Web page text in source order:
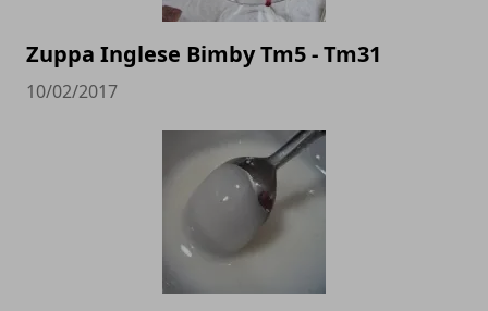
Zuppa Inglese Bimby Tm5 - Tm31
10/02/2017